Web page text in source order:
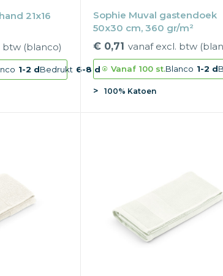
21x16
btw (blanco)
1-2 dBedrukt 6-8 d
Sophie Muval gastendoek
50x30 cm, 360 gr/m²
€ 0,71 vanaf excl. btw
Vanaf 100 st.Blanco 1-2 d
100% Katoen